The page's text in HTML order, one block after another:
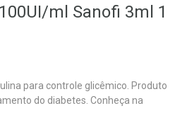
ml Sanofi 3ml 1
para controle glicêmico. Produto
do diabetes. Conheça na